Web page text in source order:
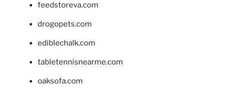
feedstoreva.com
drogopets.com
ediblechalk.com
tabletennisnearme.com
oaksofa.com